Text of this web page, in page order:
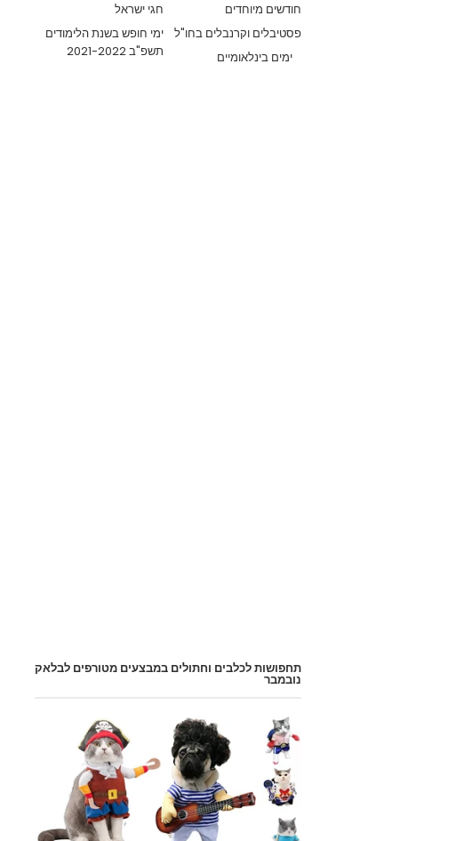
חגי ישראל
חודשים מיוחדים
ימי חופש בשנת הלימודים
תשפ"ב 2021-2022
פסטיבלים וקרנבלים בחו"ל
ימים בינלאומיים
תחפושות לכלבים וחתולים במבצעים מטורפים לבלאק
נובמבר